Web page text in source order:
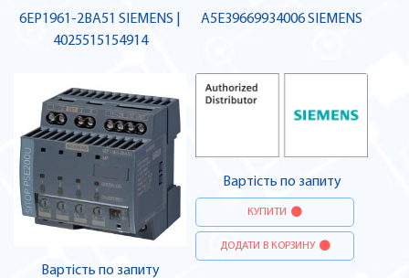
6EP1961-2BA51 SIEMENS |
4025515154914
Вартість по запиту
A5E39669934006 SIEMENS
Вартість по запиту
КУПИТИ
ДОДАТИ В КОРЗИНУ